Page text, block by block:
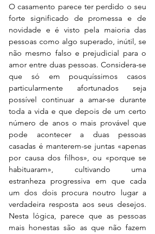
O casamento parece ter perdido o seu
forte significado de promessa e de
novidade e é visto pela maioria das
pessoas como algo superado, inútil, se
não mesmo falso e prejudicial para o
amor entre duas pessoas. Considera-se
que só em pouquíssimos casos
particularmente afortunados seja
possível continuar a amar-se durante
toda a vida e que depois de um certo
número de anos o mais provável que
pode acontecer a duas pessoas
casadas é manterem-se juntas «apenas
por causa dos filhos», ou «porque se
habituaram», cultivando uma
estranheza progressiva em que cada
um dos dois procura noutro lugar a
verdadeira resposta aos seus desejos.
Nesta lógica, parece que as pessoas
mais honestas são as que não fazem